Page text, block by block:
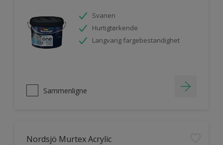
Svanen
Hurtigtørkende
Langvarig fargebestandighet
Sammenligne
Nordsjö Murtex Acrylic